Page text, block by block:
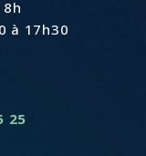
à 17h30
25